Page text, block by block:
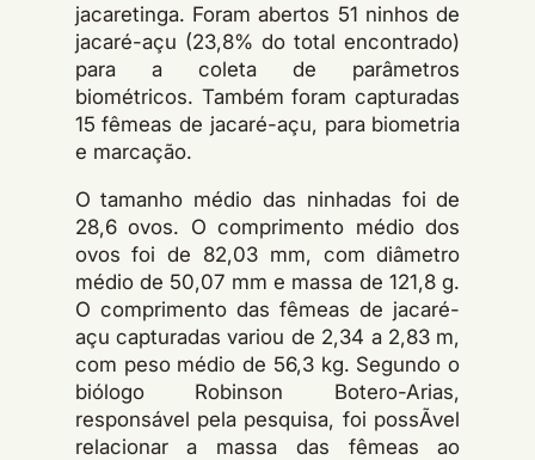
jacaretinga. Foram abertos 51 ninhos de
jacaré-açu (23,8% do total encontrado)
para a coleta de parâmetros
biométricos. Também foram capturadas
15 fêmeas de jacaré-açu, para biometria
e marcação.
O tamanho médio das ninhadas foi de
28,6 ovos. O comprimento médio dos
ovos foi de 82,03 mm, com diâmetro
médio de 50,07 mm e massa de 121,8 g.
O comprimento das fêmeas de jacaré-
açu capturadas variou de 2,34 a 2,83 m,
com peso médio de 56,3 kg. Segundo o
biólogo Robinson Botero-Arias,
responsável pela pesquisa, foi possÃ­vel
relacionar a massa das fêmeas ao